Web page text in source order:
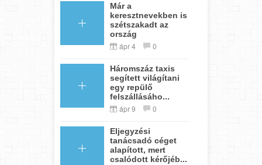
Már a
keresztnevekben is
szétszakadt az
ország
ápr 4 0
Háromszáz taxis
segített világítani
egy repülő
felszállásáho...
ápr 9 0
Eljegyzési
tanácsadó céget
alapított, mert
csalódott kérőjéb...